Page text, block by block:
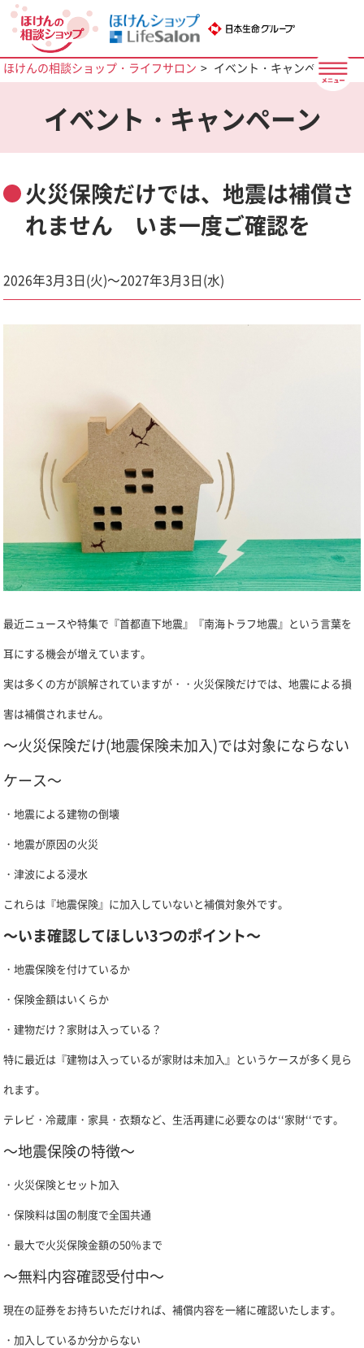
ほけんの相談ショップ・ライフサロン イベント・キャンペーン
イベント・キャンペーン
火災保険だけでは、地震は補償さ
れません いま一度ご確認を
2026年3月3日(火)～2027年3月3日(水)
最近ニュースや特集で『首都直下地震』『南海トラフ地震』という言葉を
耳にする機会が増えています。
実は多くの方が誤解されていますが・・火災保険だけでは、地震による損
害は補償されません。
～火災保険だけ(地震保険未加入)では対象にならない
ケース～
・地震による建物の倒壊
・地震が原因の火災
・津波による浸水
これらは『地震保険』に加入していないと補償対象外です。
～いま確認してほしい3つのポイント～
・地震保険を付けているか
・保険金額はいくらか
・建物だけ？家財は入っている？
特に最近は『建物は入っているが家財は未加入』というケースが多く見ら
れます。
テレビ・冷蔵庫・家具・衣類など、生活再建に必要なのは‘‘家財‘‘です。
～地震保険の特徴～
・火災保険とセット加入
・保険料は国の制度で全国共通
・最大で火災保険金額の50％まで
～無料内容確認受付中～
現在の証券をお持ちいただければ、補償内容を一緒に確認いたします。
・加入しているか分からない